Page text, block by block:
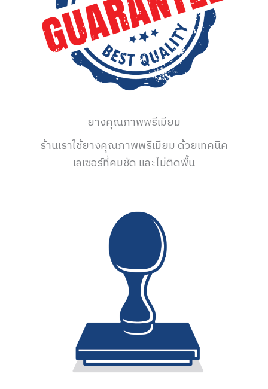
ยางคุณภาพพรีเมียม
ร้านเราใช้ยางคุณภาพพรีเมียม ด้วยเทคนิค
เลเซอร์ที่คมชัด และไม่ติดพื้น